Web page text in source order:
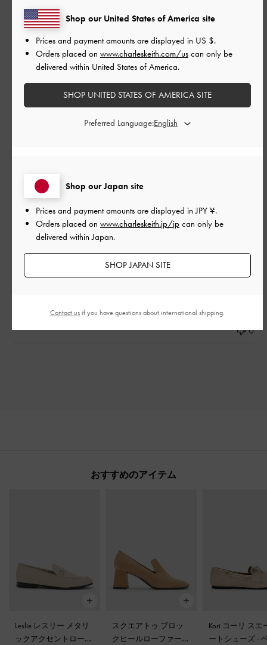
ご利用者様
かわいい！
品質
もっと見る
2026-06-07
このレビューは役に立ちましたか？
0
おすすめのアイテム
Leslie レスリー メタリ
ックアクセントローフ
スクエアトゥ ブロッ
クヒールローファーパ
Kori コーリ スエ
ートシューズ-
Shop our Japan site
Prices and payment amounts are displayed inJPY ¥.
Orders placed on www.charleskeith.jp/jp can only be
delivered within Japan.
SHOP JAPAN SITE
Shop our United States of America site
Prices and payment amounts are displayed in US $.
Orders placed on www.charleskeith.com/us can only be
delivered within United States of America.
SHOP UNITED STATES OF AMERICA SITE
Preferred Language:
Contact usif you have questions about international shipping.